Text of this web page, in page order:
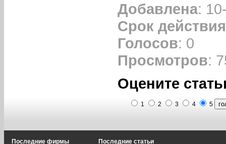
Добавлена:
Срок действия
Голосов: 0
Просмотров:
Оцените
1 2 3 4 5
Последние фирмы Последние статьи